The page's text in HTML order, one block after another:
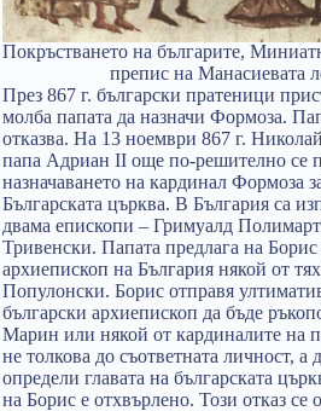
Покръстването на българите,
препис на Манасиевата
През 867 г. български пратеници
молба папата да назначи Формоза.
отказва. На 13 ноември 867 г.
папа Адриан II още по-решително се
назначаването на кардинал Формоза
Българската църква. В България са
двама епископи – Гримуалд
Тривенски. Папата предлага на Борис
архиепископ на България някой от
Популонски. Борис отправя
български архиепископ да бъде
Марин или някой от кардиналите на
не толкова до съответната личност, а
определи главата на българската
на Борис е отхвърлено. Този отказ се